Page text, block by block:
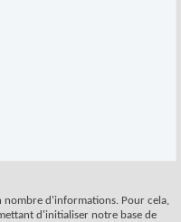
nombre d'informations. Pour cela,
d'initialiser notre base de